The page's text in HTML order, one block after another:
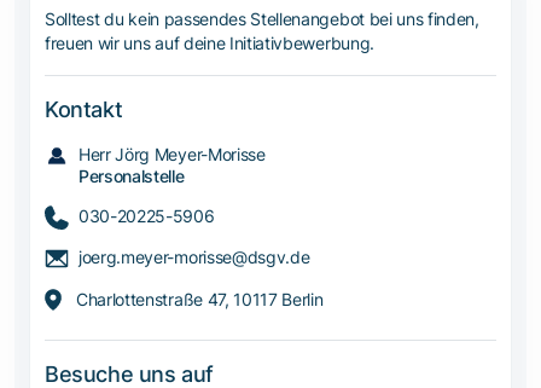
Solltest du kein passendes Stellenangebot bei uns finden,
freuen wir uns auf deine Initiativbewerbung.
Kontakt
Herr Jörg Meyer-Morisse
Personalstelle
030-20225-5906
joerg.meyer-morisse@dsgv.de
Charlottenstraße 47, 10117 Berlin
Besuche uns auf